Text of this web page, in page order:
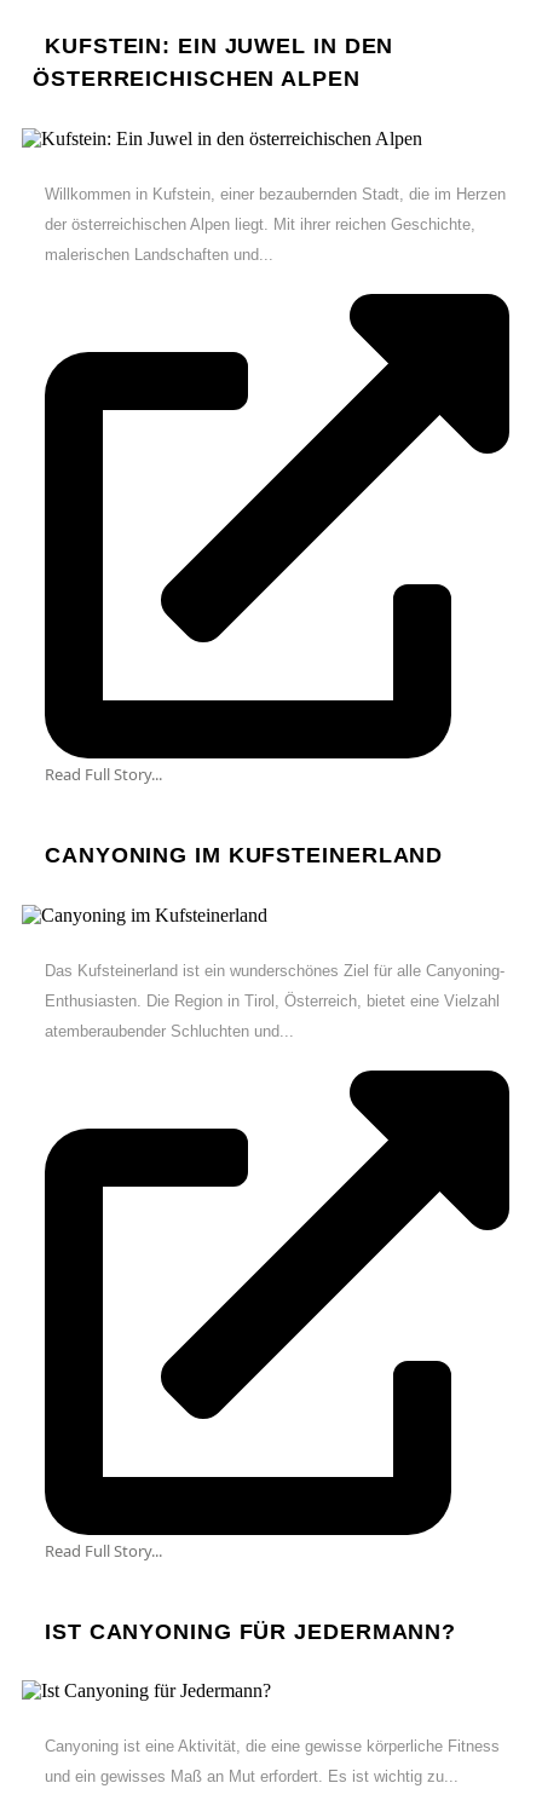
KUFSTEIN: EIN JUWEL IN DEN
ÖSTERREICHISCHEN ALPEN
Willkommen in Kufstein, einer bezaubernden Stadt, die im Herzen
der österreichischen Alpen liegt. Mit ihrer reichen Geschichte,
malerischen Landschaften und...
Read Full Story...
CANYONING IM KUFSTEINERLAND
Das Kufsteinerland ist ein wunderschönes Ziel für alle Canyoning-
Enthusiasten. Die Region in Tirol, Österreich, bietet eine Vielzahl
atemberaubender Schluchten und...
Read Full Story...
IST CANYONING FÜR JEDERMANN?
Canyoning ist eine Aktivität, die eine gewisse körperliche Fitness
und ein gewisses Maß an Mut erfordert. Es ist wichtig zu...